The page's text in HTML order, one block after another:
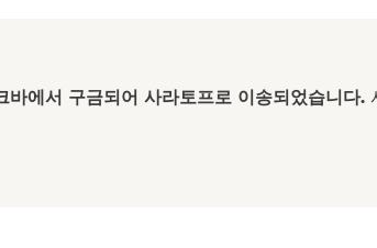
바에서 구금되어 사라토프로 이송되었습니다.